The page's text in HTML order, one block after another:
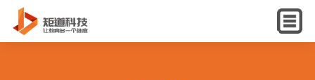
English